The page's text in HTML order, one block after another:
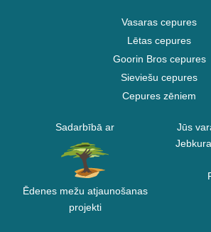
Vasaras cepures
Lētas cepures
Goorin Bros cepures
Sieviešu cepures
Cepures zēniem
Sadarbībā ar
Ēdenes mežu atjaunošanas
projekti
Jūs